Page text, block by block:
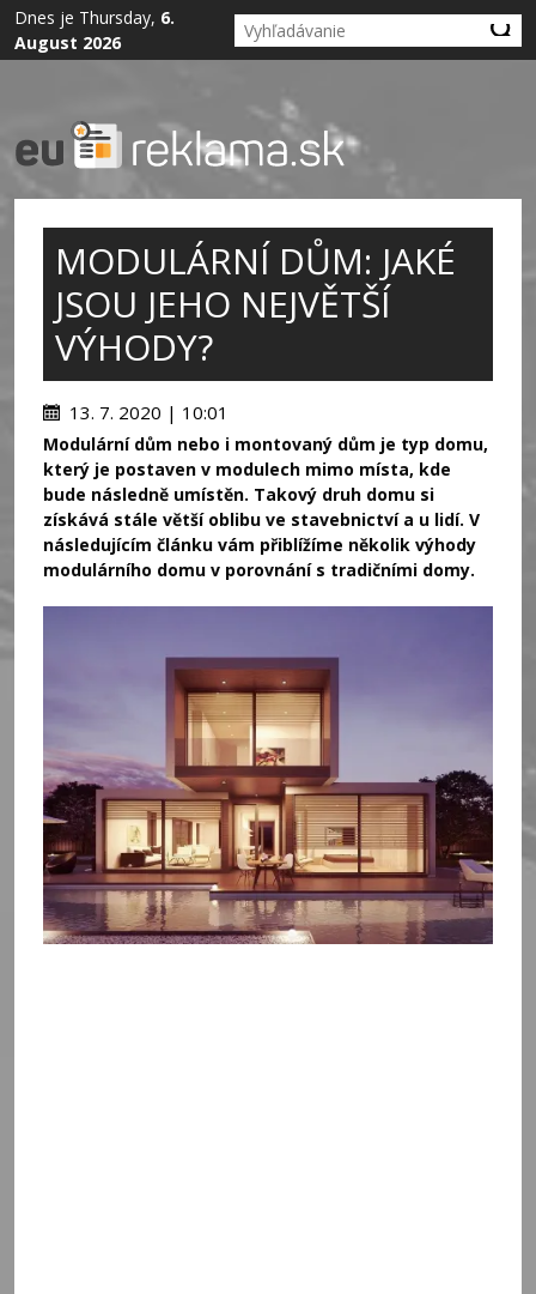
Dnes je Thursday, 6.
August 2026
MODULÁRNÍ DŮM: JAKÉ
JSOU JEHO NEJVĚTŠÍ
VÝHODY?
13. 7. 2020 | 10:01
Modulární dům nebo i montovaný dům je typ domu,
který je postaven v modulech mimo místa, kde
bude následně umístěn. Takový druh domu si
získává stále větší oblibu ve stavebnictví a u lidí. V
následujícím článku vám přiblížíme několik výhody
modulárního domu v porovnání s tradičními domy.